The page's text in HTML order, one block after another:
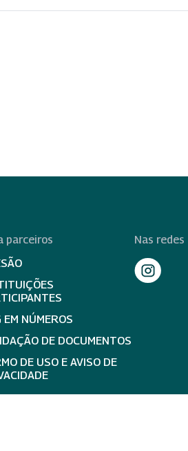
parceiros
EM NÚMEROS
DE DOCUMENTOS
DE USO E AVISO DE
Nas redes